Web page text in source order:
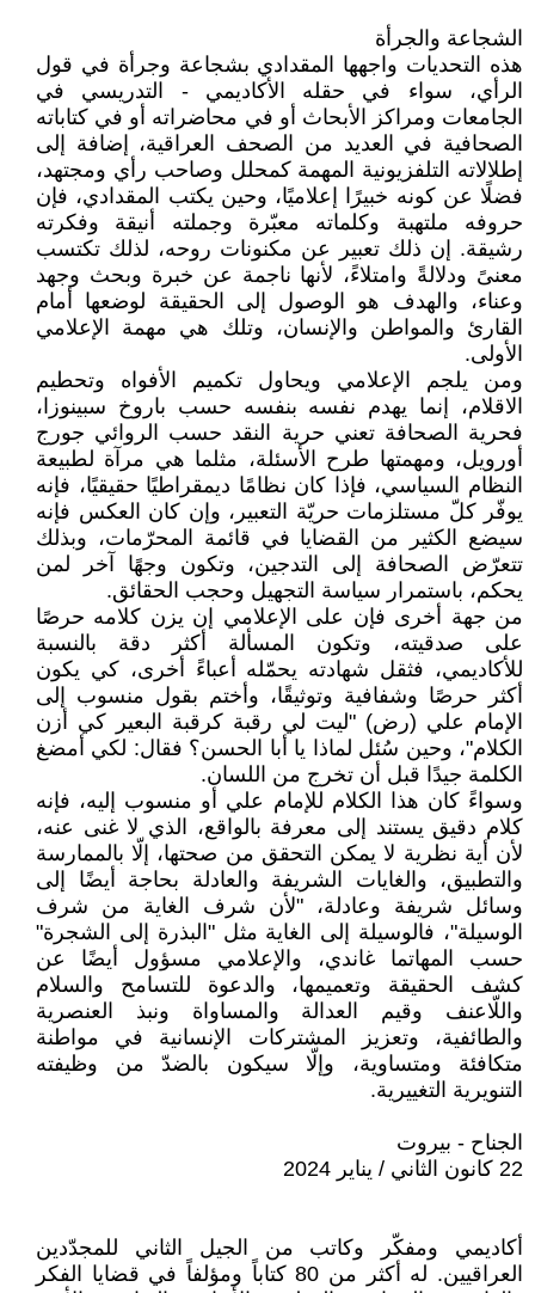
الشجاعة والجرأة
هذه التحديات واجهها المقدادي بشجاعة وجرأة في قول
الرأي، سواء في حقله الأكاديمي - التدريسي في
الجامعات ومراكز الأبحاث أو في محاضراته أو في كتاباته
الصحافية في العديد من الصحف العراقية، إضافة إلى
إطلالاته التلفزيونية المهمة كمحلل وصاحب رأي ومجتهد،
فضلًا عن كونه خبيرًا إعلاميًا، وحين يكتب المقدادي، فإن
حروفه ملتهبة وكلماته معبّرة وجملته أنيقة وفكرته
رشيقة. إن ذلك تعبير عن مكنونات روحه، لذلك تكتسب
معنىً ودلالةً وامتلاءً، لأنها ناجمة عن خبرة وبحث وجهد
وعناء، والهدف هو الوصول إلى الحقيقة لوضعها أمام
القارئ والمواطن والإنسان، وتلك هي مهمة الإعلامي
الأولى.
ومن يلجم الإعلامي ويحاول تكميم الأفواه وتحطيم
الاقلام، إنما يهدم نفسه بنفسه حسب باروخ سبينوزا،
فحرية الصحافة تعني حرية النقد حسب الروائي جورج
أورويل، ومهمتها طرح الأسئلة، مثلما هي مرآة لطبيعة
النظام السياسي، فإذا كان نظامًا ديمقراطيًا حقيقيًا، فإنه
يوفّر كلّ مستلزمات حريّة التعبير، وإن كان العكس فإنه
سيضع الكثير من القضايا في قائمة المحرّمات، وبذلك
تتعرّض الصحافة إلى التدجين، وتكون وجهًا آخر لمن
يحكم، باستمرار سياسة التجهيل وحجب الحقائق.
من جهة أخرى فإن على الإعلامي إن يزن كلامه حرصًا
على صدقيته، وتكون المسألة أكثر دقة بالنسبة
للأكاديمي، فثقل شهادته يحمّله أعباءً أخرى، كي يكون
أكثر حرصًا وشفافية وتوثيقًا، وأختم بقول منسوب إلى
الإمام علي (رض) "ليت لي رقبة كرقبة البعير كي أزن
الكلام"، وحين سُئل لماذا يا أبا الحسن؟ فقال: لكي أمضغ
الكلمة جيدًا قبل أن تخرج من اللسان.
وسواءً كان هذا الكلام للإمام علي أو منسوب إليه، فإنه
كلام دقيق يستند إلى معرفة بالواقع، الذي لا غنى عنه،
لأن أية نظرية لا يمكن التحقق من صحتها، إلّا بالممارسة
والتطبيق، والغايات الشريفة والعادلة بحاجة أيضًا إلى
وسائل شريفة وعادلة، "لأن شرف الغاية من شرف
الوسيلة"، فالوسيلة إلى الغاية مثل "البذرة إلى الشجرة"
حسب المهاتما غاندي، والإعلامي مسؤول أيضًا عن
كشف الحقيقة وتعميمها، والدعوة للتسامح والسلام
واللّاعنف وقيم العدالة والمساواة ونبذ العنصرية
والطائفية، وتعزيز المشتركات الإنسانية في مواطنة
متكافئة ومتساوية، وإلّا سيكون بالضدّ من وظيفته
التنويرية التغييرية.
الجناح - بيروت
22 كانون الثاني / يناير 2024
أكاديمي ومفكّر وكاتب من الجيل الثاني للمجدّدين
العراقيين. له أكثر من 80 كتاباً ومؤلفاً في قضايا الفكر